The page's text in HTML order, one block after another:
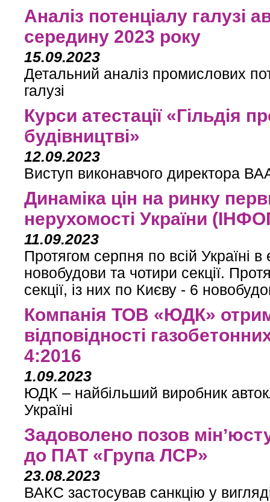
Аналіз потенціалу галузі
середину 2023 року
15.09.2023
Детальний аналіз промислових
галузі
Курси атестації «Гільдія
будівництві»
12.09.2023
Виступ виконавчого директора
Динаміка цін на ринку
нерухомості України
11.09.2023
Протягом серпня по всій Україні
новобудови та чотири секції.
секції, із них по Києву - 6
Компанія ТОВ «ЮДК»
відповідності
4:2016
1.09.2023
ЮДК – найбільший виробник
Україні
Задоволено позов
до ПАТ «Група ЛСР»
23.08.2023
ВАКС застосував санкцію у